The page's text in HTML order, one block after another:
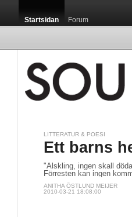
Startsidan Forum
LITTERATUR & POESI
Ett barns
"Älskling, ingen skall
Förresten kan ingen
ANITHA ÖSTLUND MEIJER
2010-03-21 18:08:00